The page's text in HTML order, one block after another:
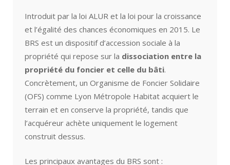
Introduit par la loi ALUR et la loi pour la croissance
et l’égalité des chances économiques en 2015. Le
BRS est un dispositif d’accession sociale à la
propriété qui repose sur la dissociation entre la
propriété du foncier et celle du bâti.
Concrètement, un Organisme de Foncier Solidaire
(OFS) comme Lyon Métropole Habitat acquiert le
terrain et en conserve la propriété, tandis que
l’acquéreur achète uniquement le logement
construit dessus.
Les principaux avantages du BRS sont :